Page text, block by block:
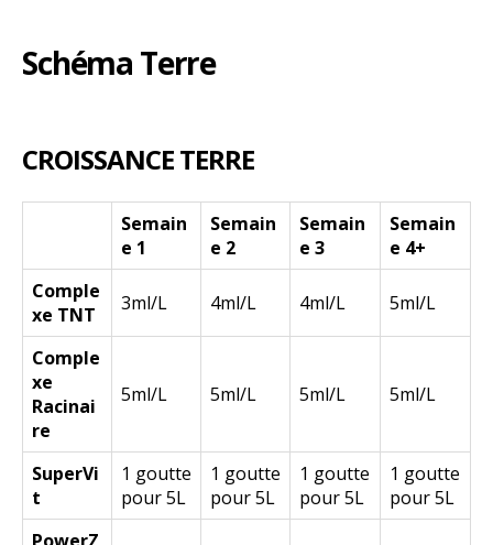
Schéma Terre
CROISSANCE TERRE
Semain
e 1
Semain
e 2
Semain
e 3
Semain
e 4+
Comple
xe TNT
3ml/L 4ml/L 4ml/L 5ml/L
Comple
xe
Racinai
re
5ml/L 5ml/L 5ml/L 5ml/L
SuperVi
t
1 goutte
pour 5L
1 goutte
pour 5L
1 goutte
pour 5L
1 goutte
pour 5L